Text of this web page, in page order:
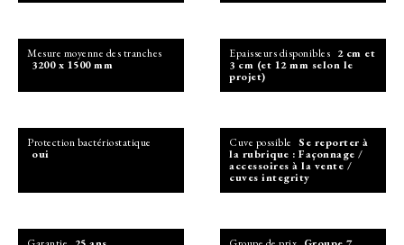
Mesure moyenne des tranches
3200 x 1500 mm
Epaisseurs disponibles 2 cm et
3 cm (et 12 mm selon le
projet)
Protection bactériostatique
oui
Cuve possible Se reporter à
la rubrique : Façonnage /
accessoires à la vente /
cuves integrity